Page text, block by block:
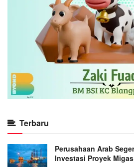
Terbaru
Perusahaan Arab
Investasi Proyek